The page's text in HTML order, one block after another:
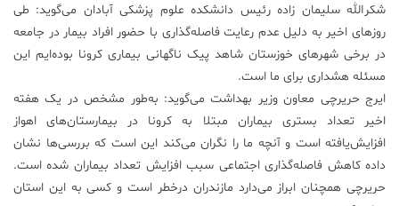
شکرالله سلیمان زاده رئیس دانشکده علوم پزشکی آبادان می‌گوید: طی
روزهای اخیر به دلیل عدم رعایت فاصله‌گذاری با حضور افراد بیمار در جامعه
در برخی شهرهای خوزستان شاهد پیک ناگهانی بیماری کرونا بوده‌ایم این
مسئله هشداری برای ما است.
ایرج حریرچی معاون وزیر بهداشت می‌گوید: به‌طور مشخص در یک هفته
اخیر تعداد بستری بیماران مبتلا به کرونا در بیمارستان‌های اهواز
افزایش‌یافته است و آنچه ما را نگران می‌کند این است که بررسی‌ها نشان
داده کاهش فاصله‌گذاری اجتماعی سبب افزایش تعداد بیماران شده است.
حریرچی همچنان ابراز می‌دارد مازندران درخطر است و کسی به این استان